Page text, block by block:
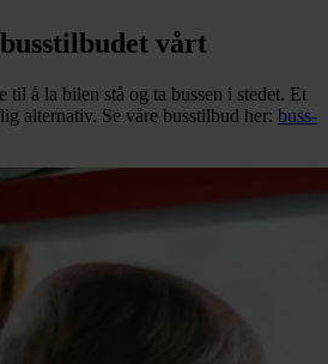
vårt
til å la bilen stå og ta bussen i stedet. Et
alternativ. Se våre busstilbud her: buss-